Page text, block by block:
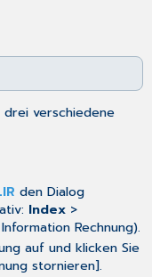
drei verschiedene
den Dialog
Index>
Rechnung).
auf und klicken Sie
stornieren].